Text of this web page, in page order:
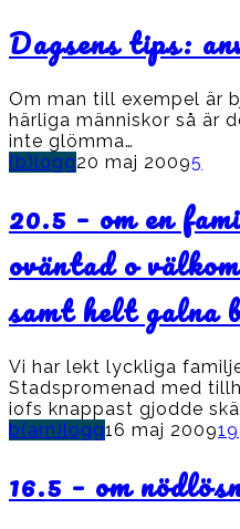
Dagsens tips:
Om man till exempel är
härliga människor så är
inte glömma…
(b)logg20 maj 20095
20.5 – om en
oväntad o
samt helt galna
Vi har lekt lyckliga
Stadspromenad med
iofs knappast gjodde
b(arn)logg16 maj 200919
16.5 – om